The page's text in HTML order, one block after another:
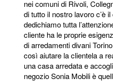
nei comuni di Rivoli,
di tutto il nostro lavoro c’è
dedichiamo tutta
cliente ha le proprie
di arredamenti divani
così aiutare la clientela a
una casa arredata e
negozio Sonia Mobili è